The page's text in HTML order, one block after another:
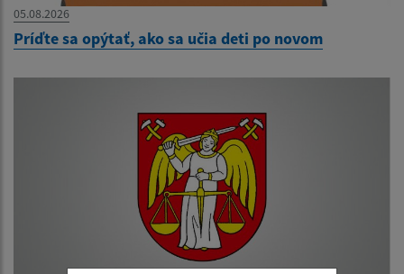
05.08.2026
Príďte sa opýtať, ako sa učia deti po novom